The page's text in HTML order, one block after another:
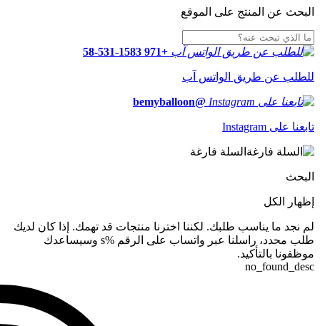
البحث عن المنتج على الموقع
+971 58-531-1583
للطلب عن طريق الواتس آب
@bemyballoon
تابعنا على Instagram
السلة فارغة
البحث
إظهار الكل
لم نجد ما يناسب طلبك. لكننا اخترنا منتجات قد تهمك. إذا كان لديك
طلب محدد، راسلنا عبر واتساب على الرقم %s وسيساعدك
موظفونا بالتأكيد.
no_found_desc